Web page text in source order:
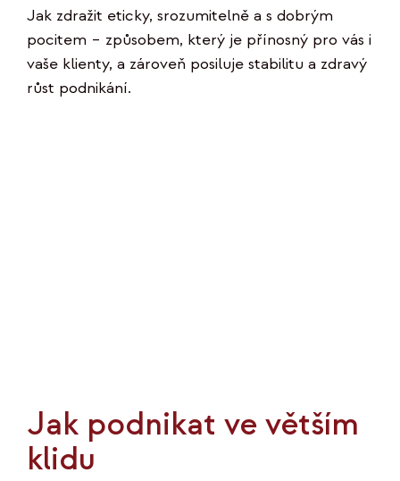
Jak zdražit eticky, srozumitelně a s dobrým
pocitem – způsobem, který je přínosný pro vás i
vaše klienty, a zároveň posiluje stabilitu a zdravý
růst podnikání.
Jak podnikat ve větším
klidu